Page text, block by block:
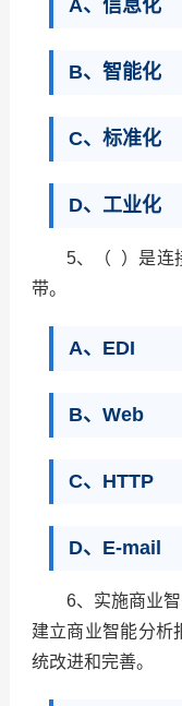
A、信息化
B、智能化
C、标准化
D、工业化
5、（ ）是连
带。
A、EDI
B、Web
C、HTTP
D、E-mail
6、实施商业
建立商业智能分析
统改进和完善。